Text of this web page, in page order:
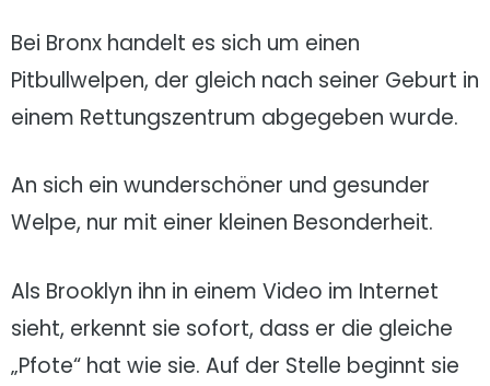
Bei Bronx handelt es sich um einen
Pitbullwelpen, der gleich nach seiner Geburt in
einem Rettungszentrum abgegeben wurde.
An sich ein wunderschöner und gesunder
Welpe, nur mit einer kleinen Besonderheit.
Als Brooklyn ihn in einem Video im Internet
sieht, erkennt sie sofort, dass er die gleiche
„Pfote“ hat wie sie. Auf der Stelle beginnt sie